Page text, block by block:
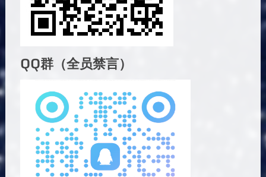
QQ群（全员禁言）